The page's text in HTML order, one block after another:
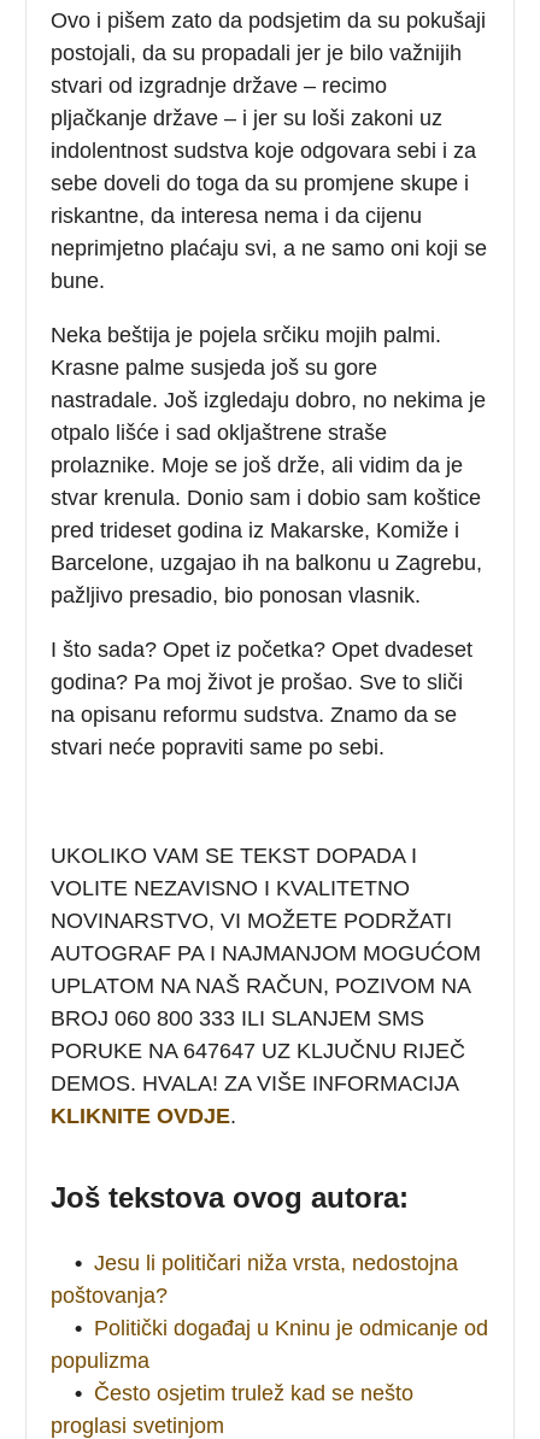
Ovo i pišem zato da podsjetim da su pokušaji
postojali, da su propadali jer je bilo važnijih
stvari od izgradnje države – recimo
pljačkanje države – i jer su loši zakoni uz
indolentnost sudstva koje odgovara sebi i za
sebe doveli do toga da su promjene skupe i
riskantne, da interesa nema i da cijenu
neprimjetno plaćaju svi, a ne samo oni koji se
bune.
Neka beštija je pojela srčiku mojih palmi.
Krasne palme susjeda još su gore
nastradale. Još izgledaju dobro, no nekima je
otpalo lišće i sad okljaštrene straše
prolaznike. Moje se još drže, ali vidim da je
stvar krenula. Donio sam i dobio sam koštice
pred trideset godina iz Makarske, Komiže i
Barcelone, uzgajao ih na balkonu u Zagrebu,
pažljivo presadio, bio ponosan vlasnik.
I što sada? Opet iz početka? Opet dvadeset
godina? Pa moj život je prošao. Sve to sliči
na opisanu reformu sudstva. Znamo da se
stvari neće popraviti same po sebi.
UKOLIKO VAM SE TEKST DOPADA I
VOLITE NEZAVISNO I KVALITETNO
NOVINARSTVO, VI MOŽETE PODRŽATI
AUTOGRAF PA I NAJMANJOM MOGUĆOM
UPLATOM NA NAŠ RAČUN, POZIVOM NA
BROJ 060 800 333 ILI SLANJEM SMS
PORUKE NA 647647 UZ KLJUČNU RIJEČ
DEMOS. HVALA! ZA VIŠE INFORMACIJA
KLIKNITE OVDJE.
Još tekstova ovog autora:
• Jesu li političari niža vrsta, nedostojna
poštovanja?
• Politički događaj u Kninu je odmicanje od
populizma
• Često osjetim trulež kad se nešto
proglasi svetinjom